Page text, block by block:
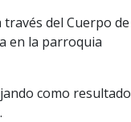
del Cuerpo de
en la parroquia
como resultado